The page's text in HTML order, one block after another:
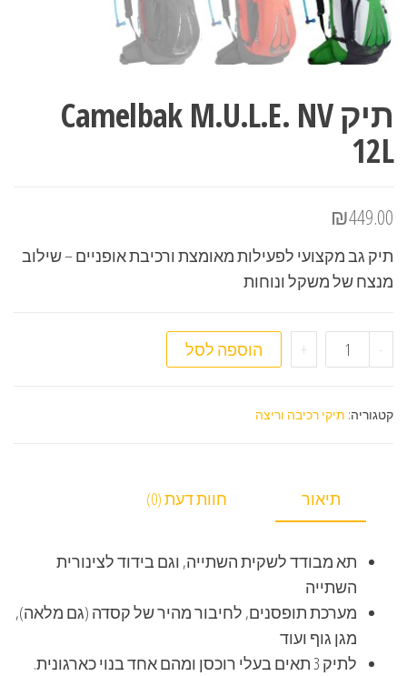
תיק Camelbak M.U.L.E. NV
12L
₪449.00
תיק גב מקצועי לפעילות מאומצת ורכיבת אופניים – שילוב
מנצח של משקל ונוחות
- כמות של תיק Camelbak M.U.L.E. NV 12L
+ הוספה לסל
קטגוריה: תיקי רכיבה וריצה
תיאור חוות דעת (0)
תא מבודד לשקית השתייה, וגם בידוד לצינורית
השתייה
מערכת תופסנים, לחיבור מהיר של קסדה (גם מלאה),
מגן גוף ועוד
לתיק 3 תאים בעלי רוכסן ומהם אחד בנוי כארגונית.